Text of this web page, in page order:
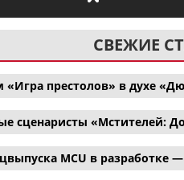
СВЕЖИЕ
престолов» в духе
сценаристы «Мстителей:
MCU в разработке